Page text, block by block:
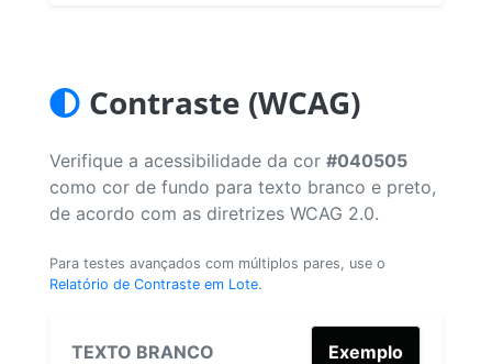
Contraste (WCAG)
Verifique a acessibilidade da cor #040505
como cor de fundo para texto branco e preto,
de acordo com as diretrizes WCAG 2.0.
Para testes avançados com múltiplos pares, use o
Relatório de Contraste em Lote.
TEXTO BRANCO Exemplo